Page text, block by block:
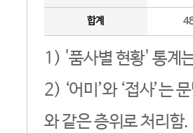
합계
1) '품사별 현황' 통계
2) ‘어미’와 ‘접사’는
와 같은 층위로 처리함.